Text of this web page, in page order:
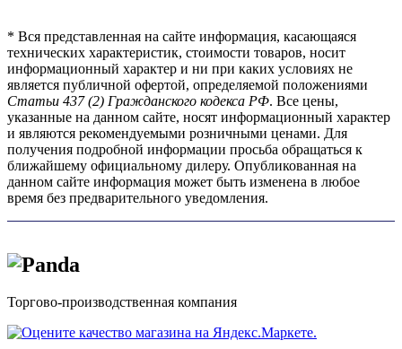
* Вся представленная на сайте информация, касающаяся
технических характеристик, стоимости товаров, носит
информационный характер и ни при каких условиях не
является публичной офертой, определяемой положениями
Статьи 437 (2) Гражданского кодекса РФ. Все цены,
указанные на данном сайте, носят информационный характер
и являются рекомендуемыми розничными ценами. Для
получения подробной информации просьба обращаться к
ближайшему официальному дилеру. Опубликованная на
данном сайте информация может быть изменена в любое
время без предварительного уведомления.
Торгово-производственная компания